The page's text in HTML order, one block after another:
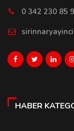
0 342 230 85
HABER